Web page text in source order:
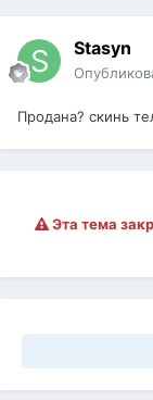
Stasyn
Продана? скинь
Эта тема